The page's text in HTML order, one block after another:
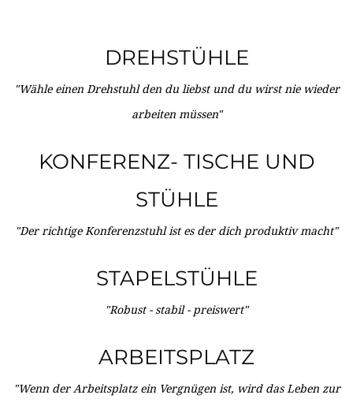
DREHSTÜHLE
"Wähle einen Drehstuhl den du liebst und du wirst nie wieder
arbeiten müssen"
KONFERENZ- TISCHE UND
STÜHLE
"Der richtige Konferenzstuhl ist es der dich produktiv macht"
STAPELSTÜHLE
"Robust - stabil - preiswert"
ARBEITSPLATZ
"Wenn der Arbeitsplatz ein Vergnügen ist, wird das Leben zur